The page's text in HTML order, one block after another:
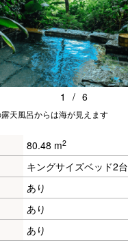
天風呂からは海が見えます
1 / 6
80.48 m2
キングサイズベッド2台
あり
あり
あり